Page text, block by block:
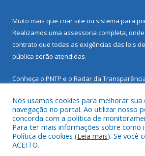
Muito mais que criar site ou sistema para
Realizamos uma assessoria completa,
contrato que todas as exigências das leis
pública serão atendidas.
Conheça o PNTP e o Radar da
Todos os direitos reservados a Prefeitura
Novo.
Nós usamos cookies para melhorar sua
navegação no portal. Ao utilizar nosso
concorda com a política de
Para ter mais informações sobre como
Política de cookies (Leia mais). Se você
ACEITO.